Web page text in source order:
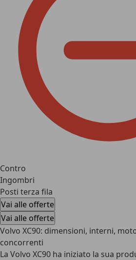
Contro
Ingombri
Posti terza fila
Vai alle offerte
Vai alle offerte
Volvo XC90: dimensioni, interni,
concorrenti
La Volvo XC90 ha iniziato la sua